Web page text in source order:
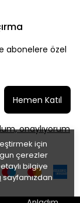
için
çerezler
bilgiye
sayfamızdan
abonelere özel
Hemen Katıl
onaylıyorum